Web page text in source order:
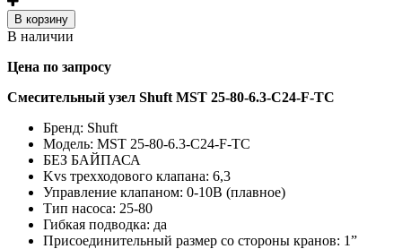
В корзину
В наличии
Цена по запросу
Смесительный узел Shuft MST 25-80-6.3-C24-F-TC
Бренд: Shuft
Модель: MST 25-80-6.3-C24-F-TC
БЕЗ БАЙПАСА
Kvs трехходового клапана: 6,3
Управление клапаном: 0-10В (плавное)
Тип насоса: 25-80
Гибкая подводка: да
Присоединительный размер cо стороны кранов: 1”